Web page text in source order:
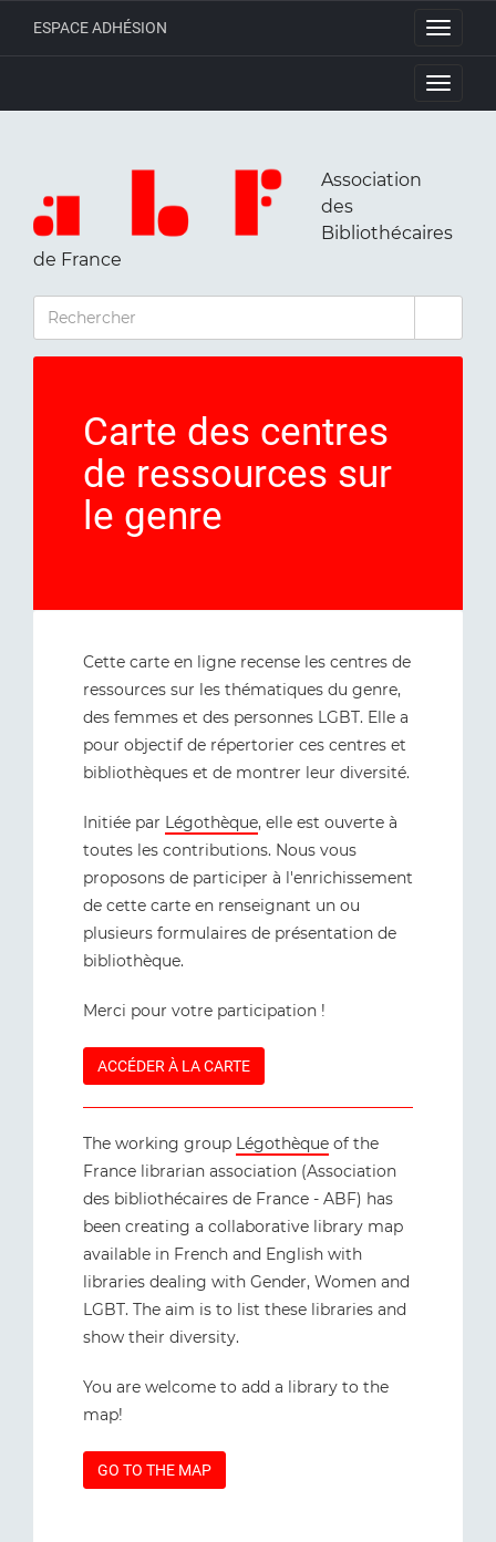
Toggle
ESPACE ADHÉSION
Toggle
Association
des
Bibliothécaires
de France
RECHERCHER
Carte des centres
de ressources sur
le genre
Cette carte en ligne recense les centres de
ressources sur les thématiques du genre,
des femmes et des personnes LGBT. Elle a
pour objectif de répertorier ces centres et
bibliothèques et de montrer leur diversité.
Initiée par Légothèque, elle est ouverte à
toutes les contributions. Nous vous
proposons de participer à l'enrichissement
de cette carte en renseignant un ou
plusieurs formulaires de présentation de
bibliothèque.
Merci pour votre participation !
ACCÉDER À LA CARTE
The working group Légothèque of the
France librarian association (Association
des bibliothécaires de France - ABF) has
been creating a collaborative library map
available in French and English with
libraries dealing with Gender, Women and
LGBT. The aim is to list these libraries and
show their diversity.
You are welcome to add a library to the
map!
GO TO THE MAP